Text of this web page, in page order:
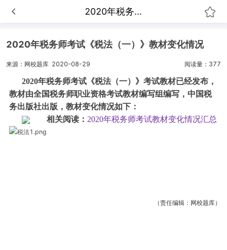
2020年税务...
2020年税务师考试《税法（一）》教材变化情况
来源：网校题库 2020-08-29 阅读量：377
2020年税务师考试《税法（一）》考试教材已经发布，
教材由全国税务师职业资格考试教材编写组编写，中国税
务出版社出版，教材变化情况如下：
相关阅读： 2020年税务师考试教材变化情况汇总
（责任编辑：网校题库）